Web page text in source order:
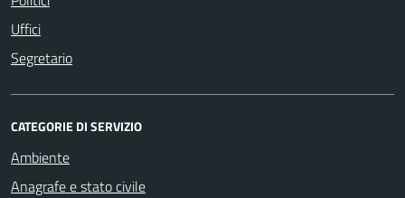
Uffici
Segretario
CATEGORIE DI SERVIZIO
Ambiente
Anagrafe e stato civile